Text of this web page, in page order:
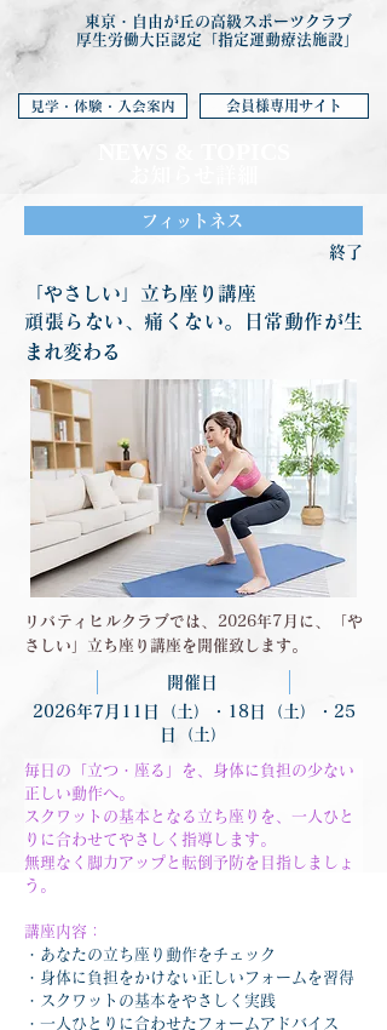
東京・自由が丘の高級スポーツクラブ
厚生労働大臣認定「指定運動療法施設」
見学・体験・入会案内 会員様専用サイト
フィットネス
終了
「やさしい」立ち座り講座
頑張らない、痛くない。日常動作が生
まれ変わる
リバティヒルクラブでは、2026年7月に、「や
さしい」立ち座り講座を開催致します。
開催日
2026年7月11日（土）・18日（土）・25
日（土）
毎日の「立つ・座る」を、身体に負担の少ない
正しい動作へ。
スクワットの基本となる立ち座りを、一人ひと
りに合わせてやさしく指導します。
無理なく脚力アップと転倒予防を目指しましょ
う。
講座内容：
・あなたの立ち座り動作をチェック
・身体に負担をかけない正しいフォームを習得
・スクワットの基本をやさしく実践
・一人ひとりに合わせたフォームアドバイス